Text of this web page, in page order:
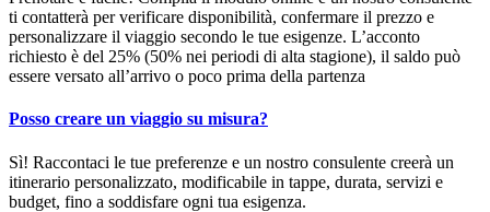
ti contatterà per verificare disponibilità, confermare il prezzo e
personalizzare il viaggio secondo le tue esigenze. L’acconto
richiesto è del 25% (50% nei periodi di alta stagione), il saldo può
essere versato all’arrivo o poco prima della partenza
Posso creare un viaggio su misura?
Sì! Raccontaci le tue preferenze e un nostro consulente creerà un
itinerario personalizzato, modificabile in tappe, durata, servizi e
budget, fino a soddisfare ogni tua esigenza.